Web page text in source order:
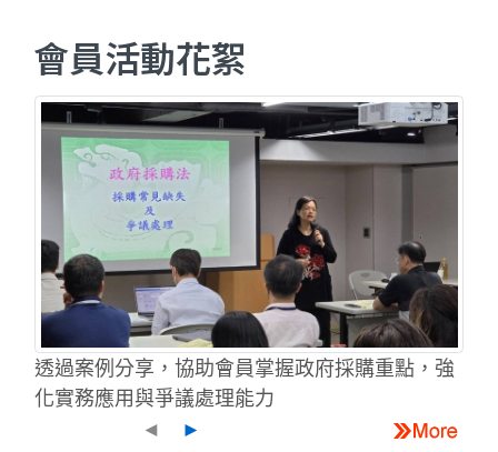
會員活動花絮
透過案例分享，協助會員掌握政府採購重點，強
化實務應用與爭議處理能力
◄
►